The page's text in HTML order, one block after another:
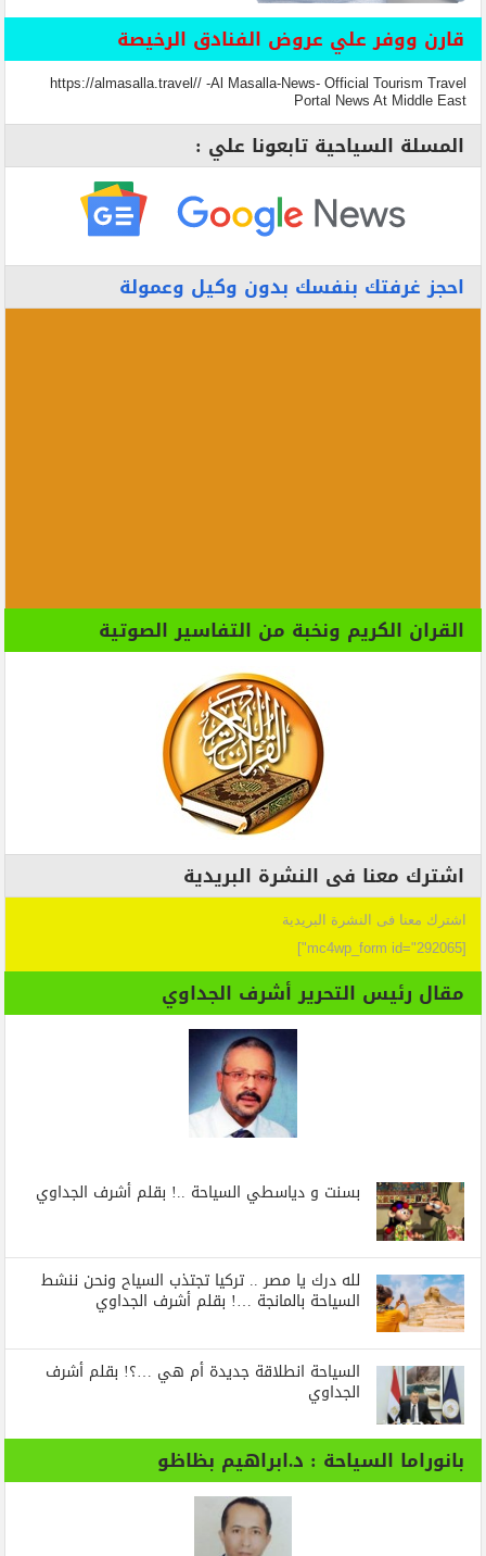
قارن ووفر علي عروض الفنادق الرخيصة
https://almasalla.travel// -Al Masalla-News- Official Tourism Travel
Portal News At Middle East
المسلة السياحية تابعونا علي :
احجز غرفتك بنفسك بدون وكيل وعمولة
القران الكريم ونخبة من التفاسير الصوتية
اشترك معنا فى النشرة البريدية
اشترك معنا فى النشرة البريدية
[mc4wp_form id="292065"]
مقال رئيس التحرير أشرف الجداوي
بسنت و دياسطي السياحة ..! بقلم أشرف الجداوي
لله درك يا مصر .. تركيا تجتذب السياح ونحن ننشط
السياحة بالمانجة …! بقلم أشرف الجداوي
السياحة انطلاقة جديدة أم هي …؟! بقلم أشرف
الجداوي
بانوراما السياحة : د.ابراهيم بظاظو